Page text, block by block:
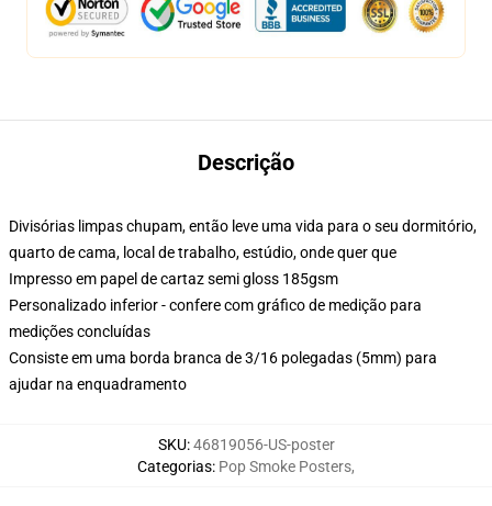
Descrição
Divisórias limpas chupam, então leve uma vida para o seu dormitório,
quarto de cama, local de trabalho, estúdio, onde quer que
Impresso em papel de cartaz semi gloss 185gsm
Personalizado inferior - confere com gráfico de medição para
medições concluídas
Consiste em uma borda branca de 3/16 polegadas (5mm) para
ajudar na enquadramento
SKU:46819056-US-poster
Categorias: Pop Smoke Posters,